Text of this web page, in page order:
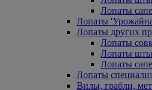
Лопаты
Лопаты
Лопаты других
Лопаты
Лопаты
Лопаты
Лопаты
Вилы, грабли,